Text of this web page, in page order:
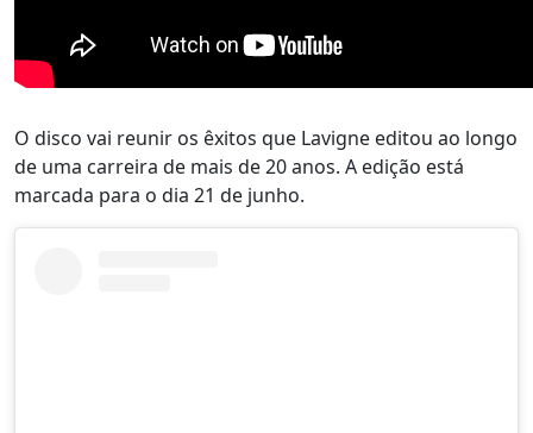
O disco vai reunir os êxitos que Lavigne editou ao longo
de uma carreira de mais de 20 anos. A edição está
marcada para o dia 21 de junho.